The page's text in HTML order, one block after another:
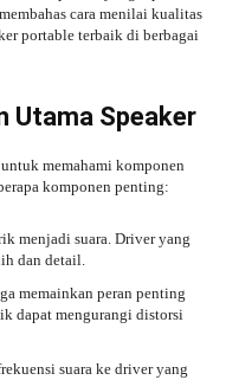
cara menilai kualitas
portable terbaik di berbagai
Utama Speaker
memahami komponen
komponen penting:
menjadi suara. Driver yang
dan detail.
memainkan peran penting
dapat mengurangi distorsi
suara ke driver yang